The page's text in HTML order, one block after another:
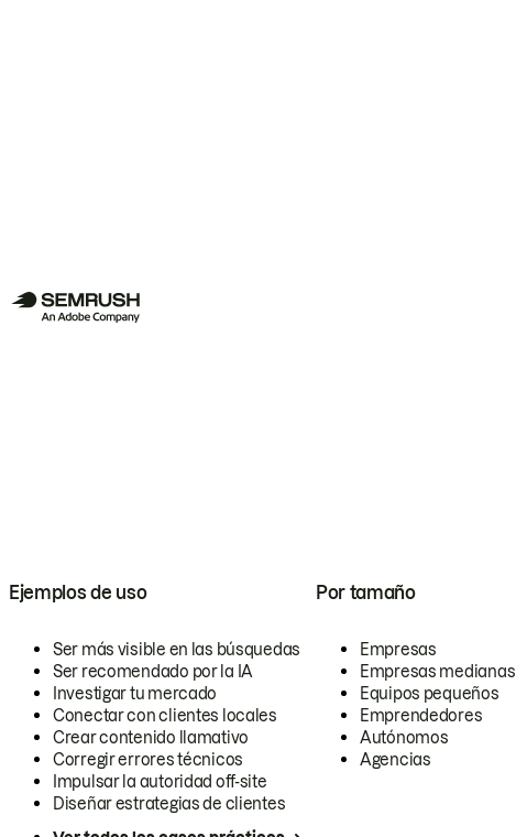
Ejemplos de uso
Ser más visible en las búsquedas
Ser recomendado por la IA
Investigar tu mercado
Conectar con clientes locales
Crear contenido llamativo
Corregir errores técnicos
Impulsar la autoridad off-site
Diseñar estrategias de clientes
Por tamaño
Empresas
Empresas medianas
Equipos pequeños
Emprendedores
Autónomos
Agencias